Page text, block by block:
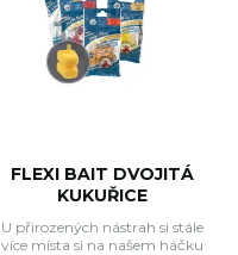
FLEXI BAIT DVOJITÁ
KUKUŘICE
U přirozených nástrah si stále
více místa si na našem háčku